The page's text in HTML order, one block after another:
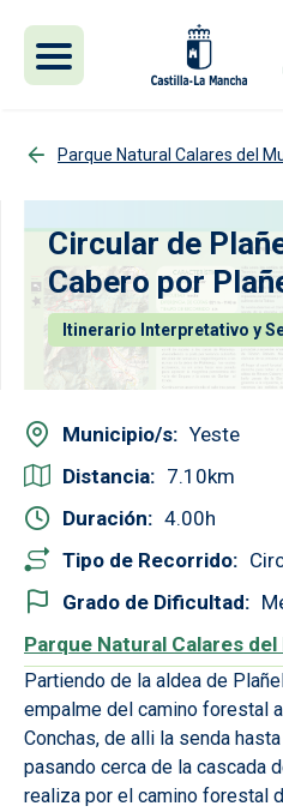
Parque Natural Calares del
Circular de
Cabero por
Itinerario Interpretativo y
Municipio/s
Yeste
Distancia
7.10
Duración
4.00
Tipo de Recorrido
Grado de Dificultad
Parque Natural Calares
Partiendo de la aldea de
empalme del camino forestal
Conchas, de alli la senda
pasando cerca de la cascada
realiza por el camino forestal